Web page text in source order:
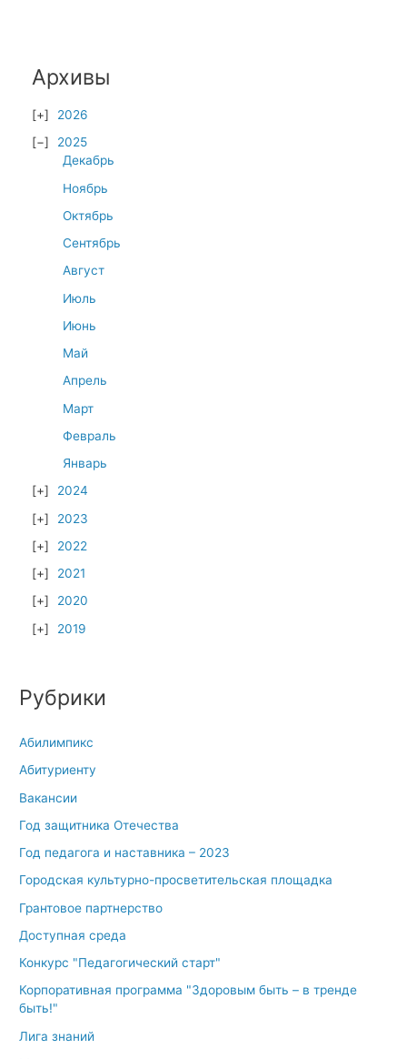
Архивы
2026
2025
Декабрь
Ноябрь
Октябрь
Сентябрь
Август
Июль
Июнь
Май
Апрель
Март
Февраль
Январь
2024
2023
2022
2021
2020
2019
Рубрики
Абилимпикс
Абитуриенту
Вакансии
Год защитника Отечества
Год педагога и наставника – 2023
Городская культурно-просветительская площадка
Грантовое партнерство
Доступная среда
Конкурс "Педагогический старт"
Корпоративная программа "Здоровым быть – в тренде
быть!"
Лига знаний